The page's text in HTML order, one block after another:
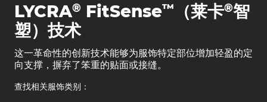
LYCRA® FitSense™ （莱卡®智
塑）技术
这一革命性的创新技术能够为服饰特定部位增加轻盈的定
向支撑，摒弃了笨重的贴面或接缝。
查找相关服饰类别：